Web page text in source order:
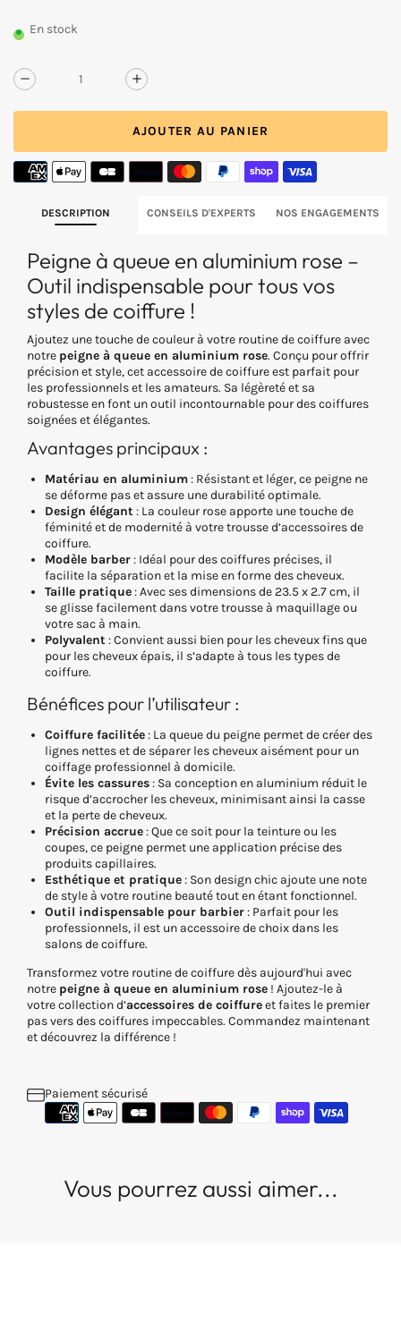
UNITAIRE
En stock
ROSE
Réduire
Peigne
à
queue
aluminium
Augmenter
de
Peigne
à
queue
aluminium
AJOUTER AU PANIER
DESCRIPTION CONSEILS D'EXPERTS NOS ENGAGEMENTS
Peigne à queue en aluminium rose –
Outil indispensable pour tous vos
styles de coiffure !
Ajoutez une touche de couleur à votre routine de coiffure avec
notre peigne à queue en aluminium rose. Conçu pour offrir
précision et style, cet accessoire de coiffure est parfait pour
les professionnels et les amateurs. Sa légèreté et sa
robustesse en font un outil incontournable pour des coiffures
soignées et élégantes.
Avantages principaux :
Matériau en aluminium: Résistant et léger, ce peigne ne
se déforme pas et assure une durabilité optimale.
Design élégant : La couleur rose apporte une touche de
féminité et de modernité à votre trousse d’accessoires de
coiffure.
Modèle barber: Idéal pour des coiffures précises, il
facilite la séparation et la mise en forme des cheveux.
Taille pratique: Avec ses dimensions de 23.5 x 2.7 cm, il
se glisse facilement dans votre trousse à maquillage ou
votre sac à main.
Polyvalent : Convient aussi bien pour les cheveux fins que
pour les cheveux épais, il s’adapte à tous les types de
coiffure.
Bénéfices pour l’utilisateur :
Coiffure facilitée: La queue du peigne permet de créer des
lignes nettes et de séparer les cheveux aisément pour un
coiffage professionnel à domicile.
Évite les cassures: Sa conception en aluminium réduit le
risque d’accrocher les cheveux, minimisant ainsi la casse
et la perte de cheveux.
Précision accrue: Que ce soit pour la teinture ou les
coupes, ce peigne permet une application précise des
produits capillaires.
Esthétique et pratique: Son design chic ajoute une note
de style à votre routine beauté tout en étant fonctionnel.
Outil indispensable pour barbier: Parfait pour les
professionnels, il est un accessoire de choix dans les
salons de coiffure.
Transformez votre routine de coiffure dès aujourd'hui avec
notre peigne à queue en aluminium rose ! Ajoutez-le à
votre collection d’accessoires de coiffureet faites le premier
pas vers des coiffures impeccables. Commandez maintenant
et découvrez la différence !
Paiement sécurisé
Vous pourrez aussi aimer...